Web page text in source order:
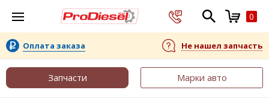
0
Оплата заказа Не нашел запчасть
Запчасти Марки авто